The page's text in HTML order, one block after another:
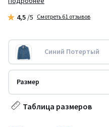
4,5 /5 Смотреть 61 отзывов
Синий Потертый
Размер
Таблица размеров